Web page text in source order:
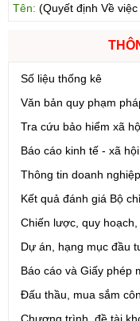
hoạt động của Ngân
Ngày ban hành: (05/08/
Số:1699/QĐ-UBND
Tên:(Quyết định Ban
Ngày ban hành: (05/08/2026)
Số:1721/QĐ-UBND
Tên: (Quyết định Phê
bàn tỉnh Lai Châu)
Ngày ban hành: (07/08/
(Công văn V/v
Số liệu thống kê
Văn bản quy phạm
Tra cứu bảo hiểm xã
Báo cáo kinh tế - xã hội
Thông tin doanh nghiệp
Kết quả đánh giá Bộ
Chiến lược, quy hoạch,
Dự án, hạng mục đầu
Báo cáo và Giấy phép
Đấu thầu, mua sắm